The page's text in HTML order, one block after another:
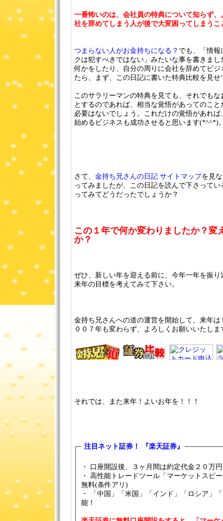
一番怖いのは、会社員の特典について知らず
社を辞めてしまう人が後で大変困ってしまうこ
つまらない人がお金持ちになる？ でも、「情報
クは犯すべきではない」みたいな事を書きま
何かをしたり、自分の周りに会社を辞めてビ
たら、まず、この日記に書いた特典比較を見せ
このサラリーマンの特典を見ても、それでも
とするのであれば、相当な覚悟があってのこ
必要はないでしょう。これだけの覚悟があれ
始めるビジネスも成功させると思います(*^^*)
さて、 金持ち兄さんの日記 サイトマップを見
ってみましたが、この日記を読んで下さって
ってみてどうだったでしょうか？
この１年で何か変わりましたか？変
か？
ぜひ、新しい年を迎える前に、今年一年を振
来年の目標を考えてみて下さい。
金持ち兄さんへの道の運営を開始して、来年
００７年も変わらず、よろしくお願いいたしま
それでは、また来年！よいお年を！！！
注目ネット証券！ 『楽天証券』
・ 口座開設後、３ヶ月間は約定代金２０万
・ 高性能トレードツール「マーケットスピ
無料(条件アリ)
・ 「中国」「米国」「インド」「ロシア」
能！